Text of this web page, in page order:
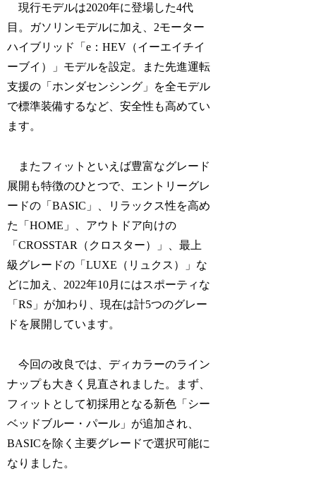
現行モデルは2020年に登場した4代
目。ガソリンモデルに加え、2モーター
ハイブリッド「e：HEV（イーエイチイ
ーブイ）」モデルを設定。また先進運転
支援の「ホンダセンシング」を全モデル
で標準装備するなど、安全性も高めてい
ます。
またフィットといえば豊富なグレード
展開も特徴のひとつで、エントリーグレ
ードの「BASIC」、リラックス性を高め
た「HOME」、アウトドア向けの
「CROSSTAR（クロスター）」、最上
級グレードの「LUXE（リュクス）」な
どに加え、2022年10月にはスポーティな
「RS」が加わり、現在は計5つのグレー
ドを展開しています。
今回の改良では、ディカラーのライン
ナップも大きく見直されました。まず、
フィットとして初採用となる新色「シー
ベッドブルー・パール」が追加され、
BASICを除く主要グレードで選択可能に
なりました。